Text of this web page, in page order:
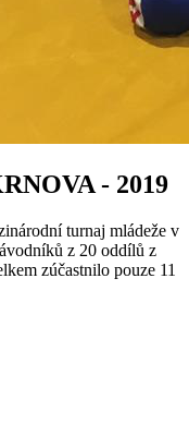
- 2019
turnaj mládeže v
z 20 oddílů z
zúčastnilo pouze 11